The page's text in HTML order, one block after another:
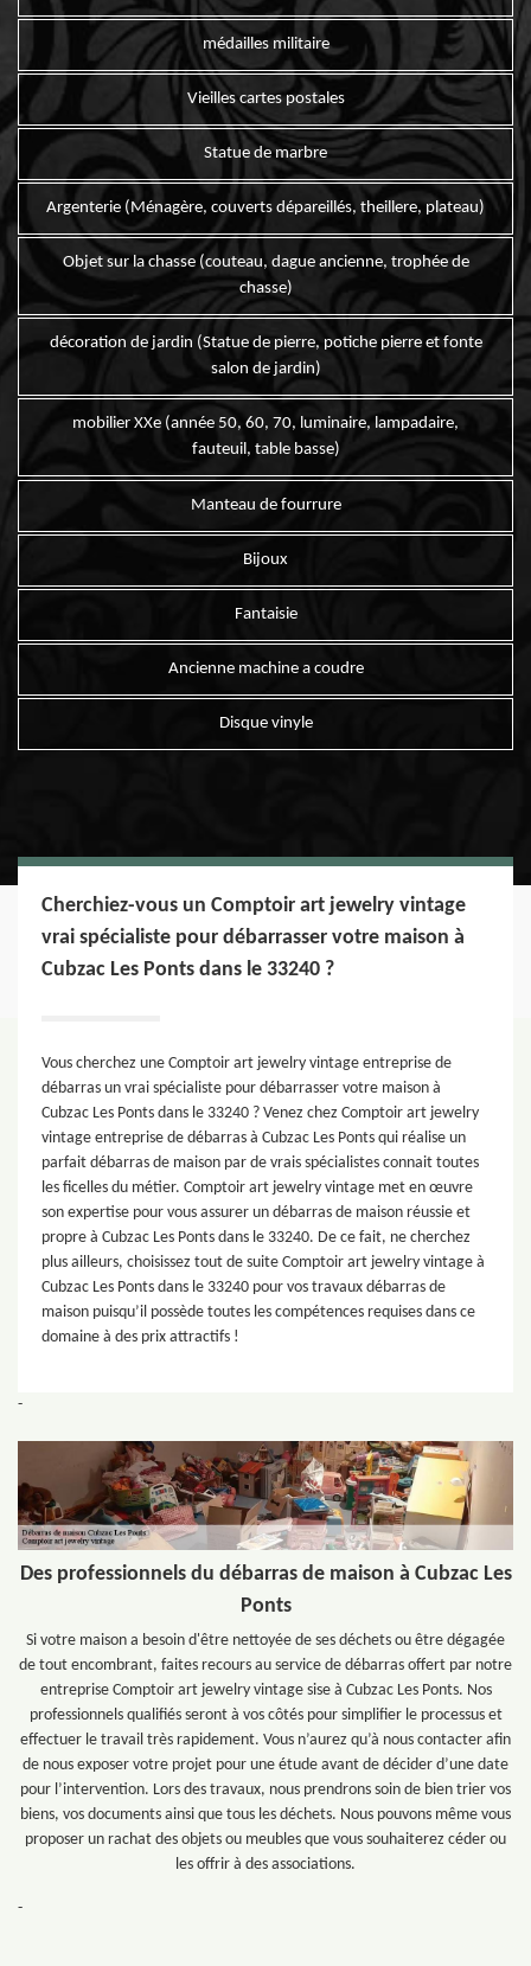
médailles militaire
Vieilles cartes postales
Statue de marbre
Argenterie (Ménagère, couverts dépareillés, theillere, plateau)
Objet sur la chasse (couteau, dague ancienne, trophée de
chasse)
décoration de jardin (Statue de pierre, potiche pierre et fonte
salon de jardin)
mobilier XXe (année 50, 60, 70, luminaire, lampadaire,
fauteuil, table basse)
Manteau de fourrure
Bijoux
Fantaisie
Ancienne machine a coudre
Disque vinyle
Cherchiez-vous un Comptoir art jewelry vintage
vrai spécialiste pour débarrasser votre maison à
Cubzac Les Ponts dans le 33240 ?
Vous cherchez une Comptoir art jewelry vintage entreprise de
débarras un vrai spécialiste pour débarrasser votre maison à
Cubzac Les Ponts dans le 33240 ? Venez chez Comptoir art jewelry
vintage entreprise de débarras à Cubzac Les Ponts qui réalise un
parfait débarras de maison par de vrais spécialistes connait toutes
les ficelles du métier. Comptoir art jewelry vintage met en œuvre
son expertise pour vous assurer un débarras de maison réussie et
propre à Cubzac Les Ponts dans le 33240. De ce fait, ne cherchez
plus ailleurs, choisissez tout de suite Comptoir art jewelry vintage à
Cubzac Les Ponts dans le 33240 pour vos travaux débarras de
maison puisqu’il possède toutes les compétences requises dans ce
domaine à des prix attractifs !
-
Des professionnels du débarras de maison à Cubzac Les
Ponts
Si votre maison a besoin d'être nettoyée de ses déchets ou être dégagée
de tout encombrant, faites recours au service de débarras offert par notre
entreprise Comptoir art jewelry vintage sise à Cubzac Les Ponts. Nos
professionnels qualifiés seront à vos côtés pour simplifier le processus et
effectuer le travail très rapidement. Vous n’aurez qu’à nous contacter afin
de nous exposer votre projet pour une étude avant de décider d’une date
pour l’intervention. Lors des travaux, nous prendrons soin de bien trier vos
biens, vos documents ainsi que tous les déchets. Nous pouvons même vous
proposer un rachat des objets ou meubles que vous souhaiterez céder ou
les offrir à des associations.
-